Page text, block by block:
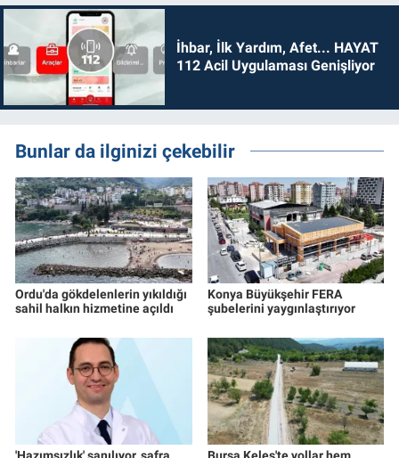
İhbar, İlk Yardım, Afet... HAYAT
112 Acil Uygulaması Genişliyor
Bunlar da ilginizi çekebilir
Ordu'da gökdelenlerin yıkıldığı
sahil halkın hizmetine açıldı
Konya Büyükşehir FERA
şubelerini yaygınlaştırıyor